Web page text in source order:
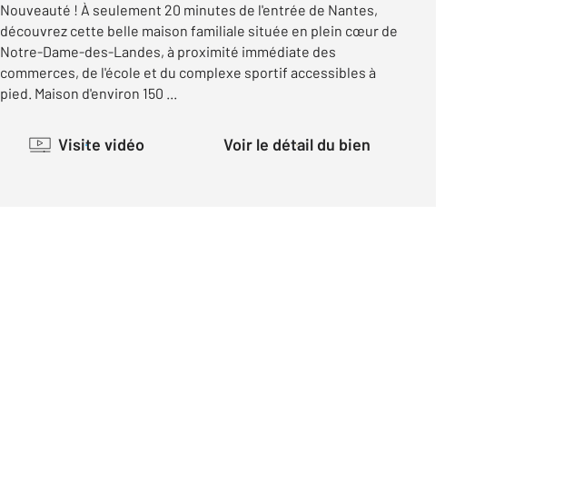
Nouveauté ! À seulement 20 minutes de l'entrée de Nantes,
découvrez cette belle maison familiale située en plein cœur de
Notre-Dame-des-Landes, à proximité immédiate des
commerces, de l'école et du complexe sportif accessibles à
pied. Maison d'environ 150 ...
Visite vidéo Voir le détail du bien